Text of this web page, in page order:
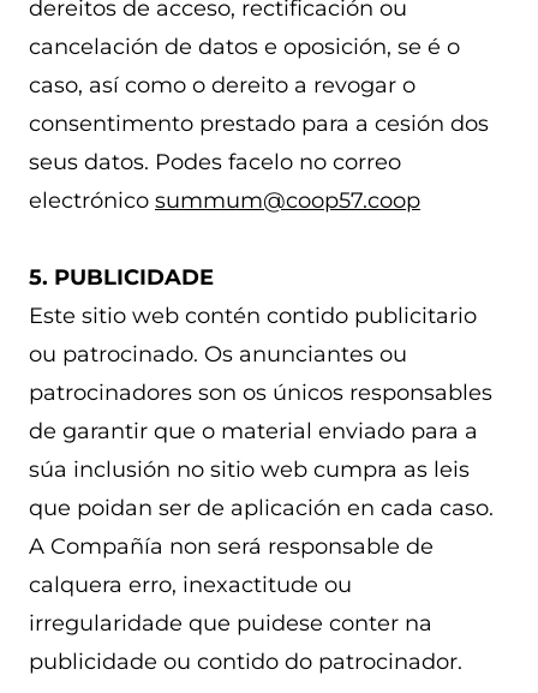
dereitos de acceso, rectificación ou
cancelación de datos e oposición, se é o
caso, así como o dereito a revogar o
consentimento prestado para a cesión dos
seus datos. Podes facelo no correo
electrónico summum@coop57.coop
5. PUBLICIDADE
Este sitio web contén contido publicitario
ou patrocinado. Os anunciantes ou
patrocinadores son os únicos responsables
de garantir que o material enviado para a
súa inclusión no sitio web cumpra as leis
que poidan ser de aplicación en cada caso.
A Compañía non será responsable de
calquera erro, inexactitude ou
irregularidade que puidese conter na
publicidade ou contido do patrocinador.